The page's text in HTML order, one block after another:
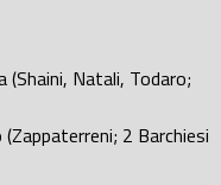
(Shaini, Natali, Todaro;
2 Barchiesi